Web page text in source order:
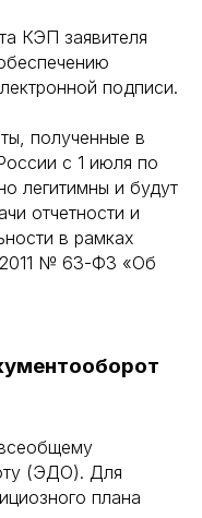
КЭП заявителя
подписи.
полученные в
с 1 июля по
легитимны и будут
отчетности и
в рамках
№ 63-ФЗ «Об
(ЭДО). Для
плана